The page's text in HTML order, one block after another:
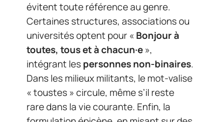
évitent toute référence au genre.
Certaines structures, associations ou
universités optent pour « Bonjour à
toutes, tous et à chacun·e»,
intégrant lespersonnes non-binaires.
Dans les milieux militants, le mot-valise
« toustes » circule, même s’il reste
rare dans la vie courante. Enfin, la